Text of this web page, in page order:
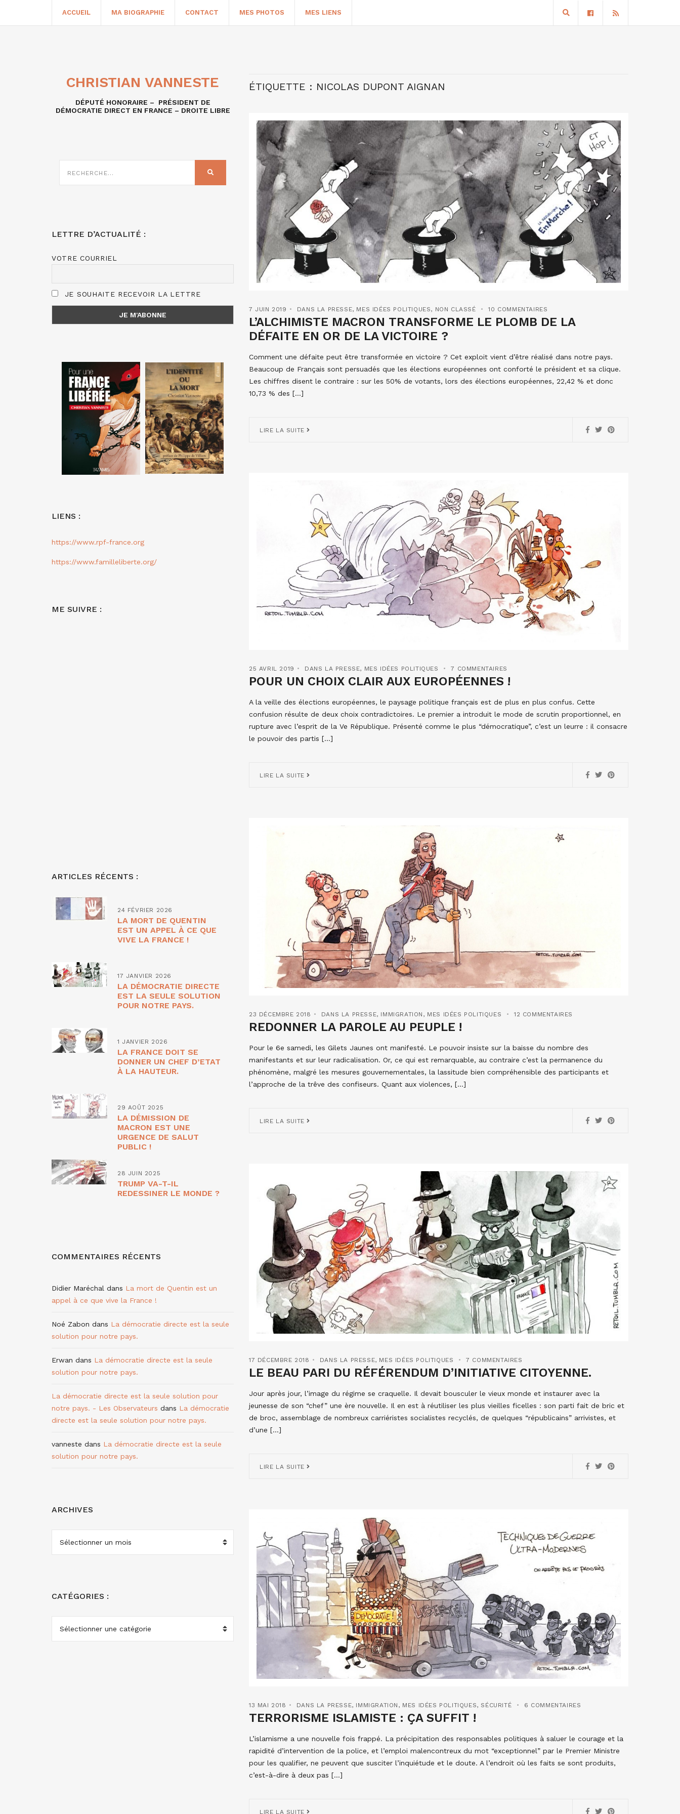
ACCUEIL MA BIOGRAPHIE CONTACT MES PHOTOS MES LIENS
ÉTIQUETTE : NICOLAS DUPONT AIGNAN
7 JUIN 2019 DANS LA PRESSE, MES IDÉES POLITIQUES, NON CLASSÉ 10 COMMENTAIRES
L’ALCHIMISTE MACRON TRANSFORME LE PLOMB DE LA
DÉFAITE EN OR DE LA VICTOIRE ?
Comment une défaite peut être transformée en victoire ? Cet exploit vient d’être réalisé dans notre pays.
Beaucoup de Français sont persuadés que les élections européennes ont conforté le président et sa clique.
Les chiffres disent le contraire : sur les 50% de votants, lors des élections européennes, 22,42 % et donc
10,73 % des […]
LIRE LA SUITE
25 AVRIL 2019 DANS LA PRESSE, MES IDÉES POLITIQUES 7 COMMENTAIRES
POUR UN CHOIX CLAIR AUX EUROPÉENNES !
A la veille des élections européennes, le paysage politique français est de plus en plus confus. Cette
confusion résulte de deux choix contradictoires. Le premier a introduit le mode de scrutin proportionnel, en
rupture avec l’esprit de la Ve République. Présenté comme le plus “démocratique”, c’est un leurre : il consacre
le pouvoir des partis […]
LIRE LA SUITE
23 DÉCEMBRE 2018 DANS LA PRESSE, IMMIGRATION , MES IDÉES POLITIQUES 12 COMMENTAIRES
REDONNER LA PAROLE AU PEUPLE !
Pour le 6e samedi, les Gilets Jaunes ont manifesté. Le pouvoir insiste sur la baisse du nombre des
manifestants et sur leur radicalisation. Or, ce qui est remarquable, au contraire c’est la permanence du
phénomène, malgré les mesures gouvernementales, la lassitude bien compréhensible des participants et
l’approche de la trêve des confiseurs. Quant aux violences, […]
LIRE LA SUITE
17 DÉCEMBRE 2018 DANS LA PRESSE, MES IDÉES POLITIQUES 7 COMMENTAIRES
LE BEAU PARI DU RÉFÉRENDUM D’INITIATIVE CITOYENNE.
Jour après jour, l’image du régime se craquelle. Il devait bousculer le vieux monde et instaurer avec la
jeunesse de son “chef” une ère nouvelle. Il en est à réutiliser les plus vieilles ficelles : son parti fait de bric et
de broc, assemblage de nombreux carriéristes socialistes recyclés, de quelques “républicains” arrivistes, et
d’une […]
LIRE LA SUITE
13 MAI 2018 DANS LA PRESSE, IMMIGRATION , MES IDÉES POLITIQUES, SÉCURITÉ 6 COMMENTAIRES
TERRORISME ISLAMISTE : ÇA SUFFIT !
L’islamisme a une nouvelle fois frappé. La précipitation des responsables politiques à saluer le courage et la
rapidité d’intervention de la police, et l’emploi malencontreux du mot “exceptionnel” par le Premier Ministre
pour les qualifier, ne peuvent que susciter l’inquiétude et le doute. A l’endroit où les faits se sont produits,
c’est-à-dire à deux pas […]
LIRE LA SUITE
CHRISTIAN VANNESTE
DÉPUTÉ HONORAIRE – PRÉSIDENT DE
DÉMOCRATIE DIRECT EN FRANCE – DROITE LIBRE
SUR
LETTRE D’ACTUALITÉ :
VOTRE COURRIEL
JE SOUHAITE RECEVOIR LA LETTRE
LIENS :
https://www.rpf-france.org
https://www.familleliberte.org/
ME SUIVRE :
ARTICLES RÉCENTS :
24 FÉVRIER 2026
LA MORT DE QUENTIN
EST UN APPEL À CE QUE
VIVE LA FRANCE !
17 JANVIER 2026
LA DÉMOCRATIE DIRECTE
EST LA SEULE SOLUTION
POUR NOTRE PAYS.
1 JANVIER 2026
LA FRANCE DOIT SE
DONNER UN CHEF D’ETAT
À LA HAUTEUR.
29 AOÛT 2025
LA DÉMISSION DE
MACRON EST UNE
URGENCE DE SALUT
PUBLIC !
28 JUIN 2025
TRUMP VA-T-IL
REDESSINER LE MONDE ?
COMMENTAIRES RÉCENTS
Didier Maréchal dans La mort de Quentin est un
appel à ce que vive la France !
Noé Zabon dans La démocratie directe est la seule
solution pour notre pays.
Erwan dans La démocratie directe est la seule
solution pour notre pays.
La démocratie directe est la seule solution pour
notre pays. - Les Observateurs dans La démocratie
directe est la seule solution pour notre pays.
vanneste dans La démocratie directe est la seule
solution pour notre pays.
ARCHIVES
ARCHIVES
CATÉGORIES :
CATÉGORIES